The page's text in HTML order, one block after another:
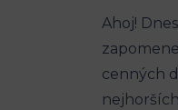
Ahoj!
cenných